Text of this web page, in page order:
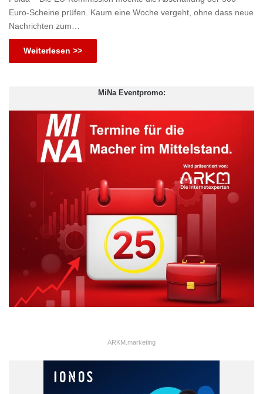
Euro-Scheine prüfen. Kaum eine Woche vergeht, ohne dass neue
Nachrichten zum…
Weiterlesen >>
MiNa Eventpromo:
ARKM.marketing